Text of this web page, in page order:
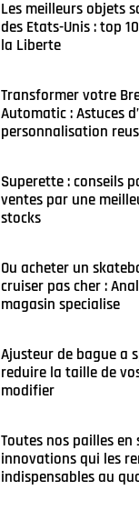
Les meilleurs objets
des Etats-Unis : top
la Liberte
Transformer votre
Automatic : Astuces
personnalisation
Superette : conseils
ventes par une
stocks
Ou acheter un
cruiser pas cher :
magasin specialise
Ajusteur de bague a
reduire la taille de
modifier
Toutes nos pailles en
innovations qui les
indispensables au